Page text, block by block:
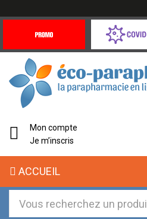
Offres
Coronavirus
éco-
éco-
Mon compte
Je m’inscris
ACCUEIL